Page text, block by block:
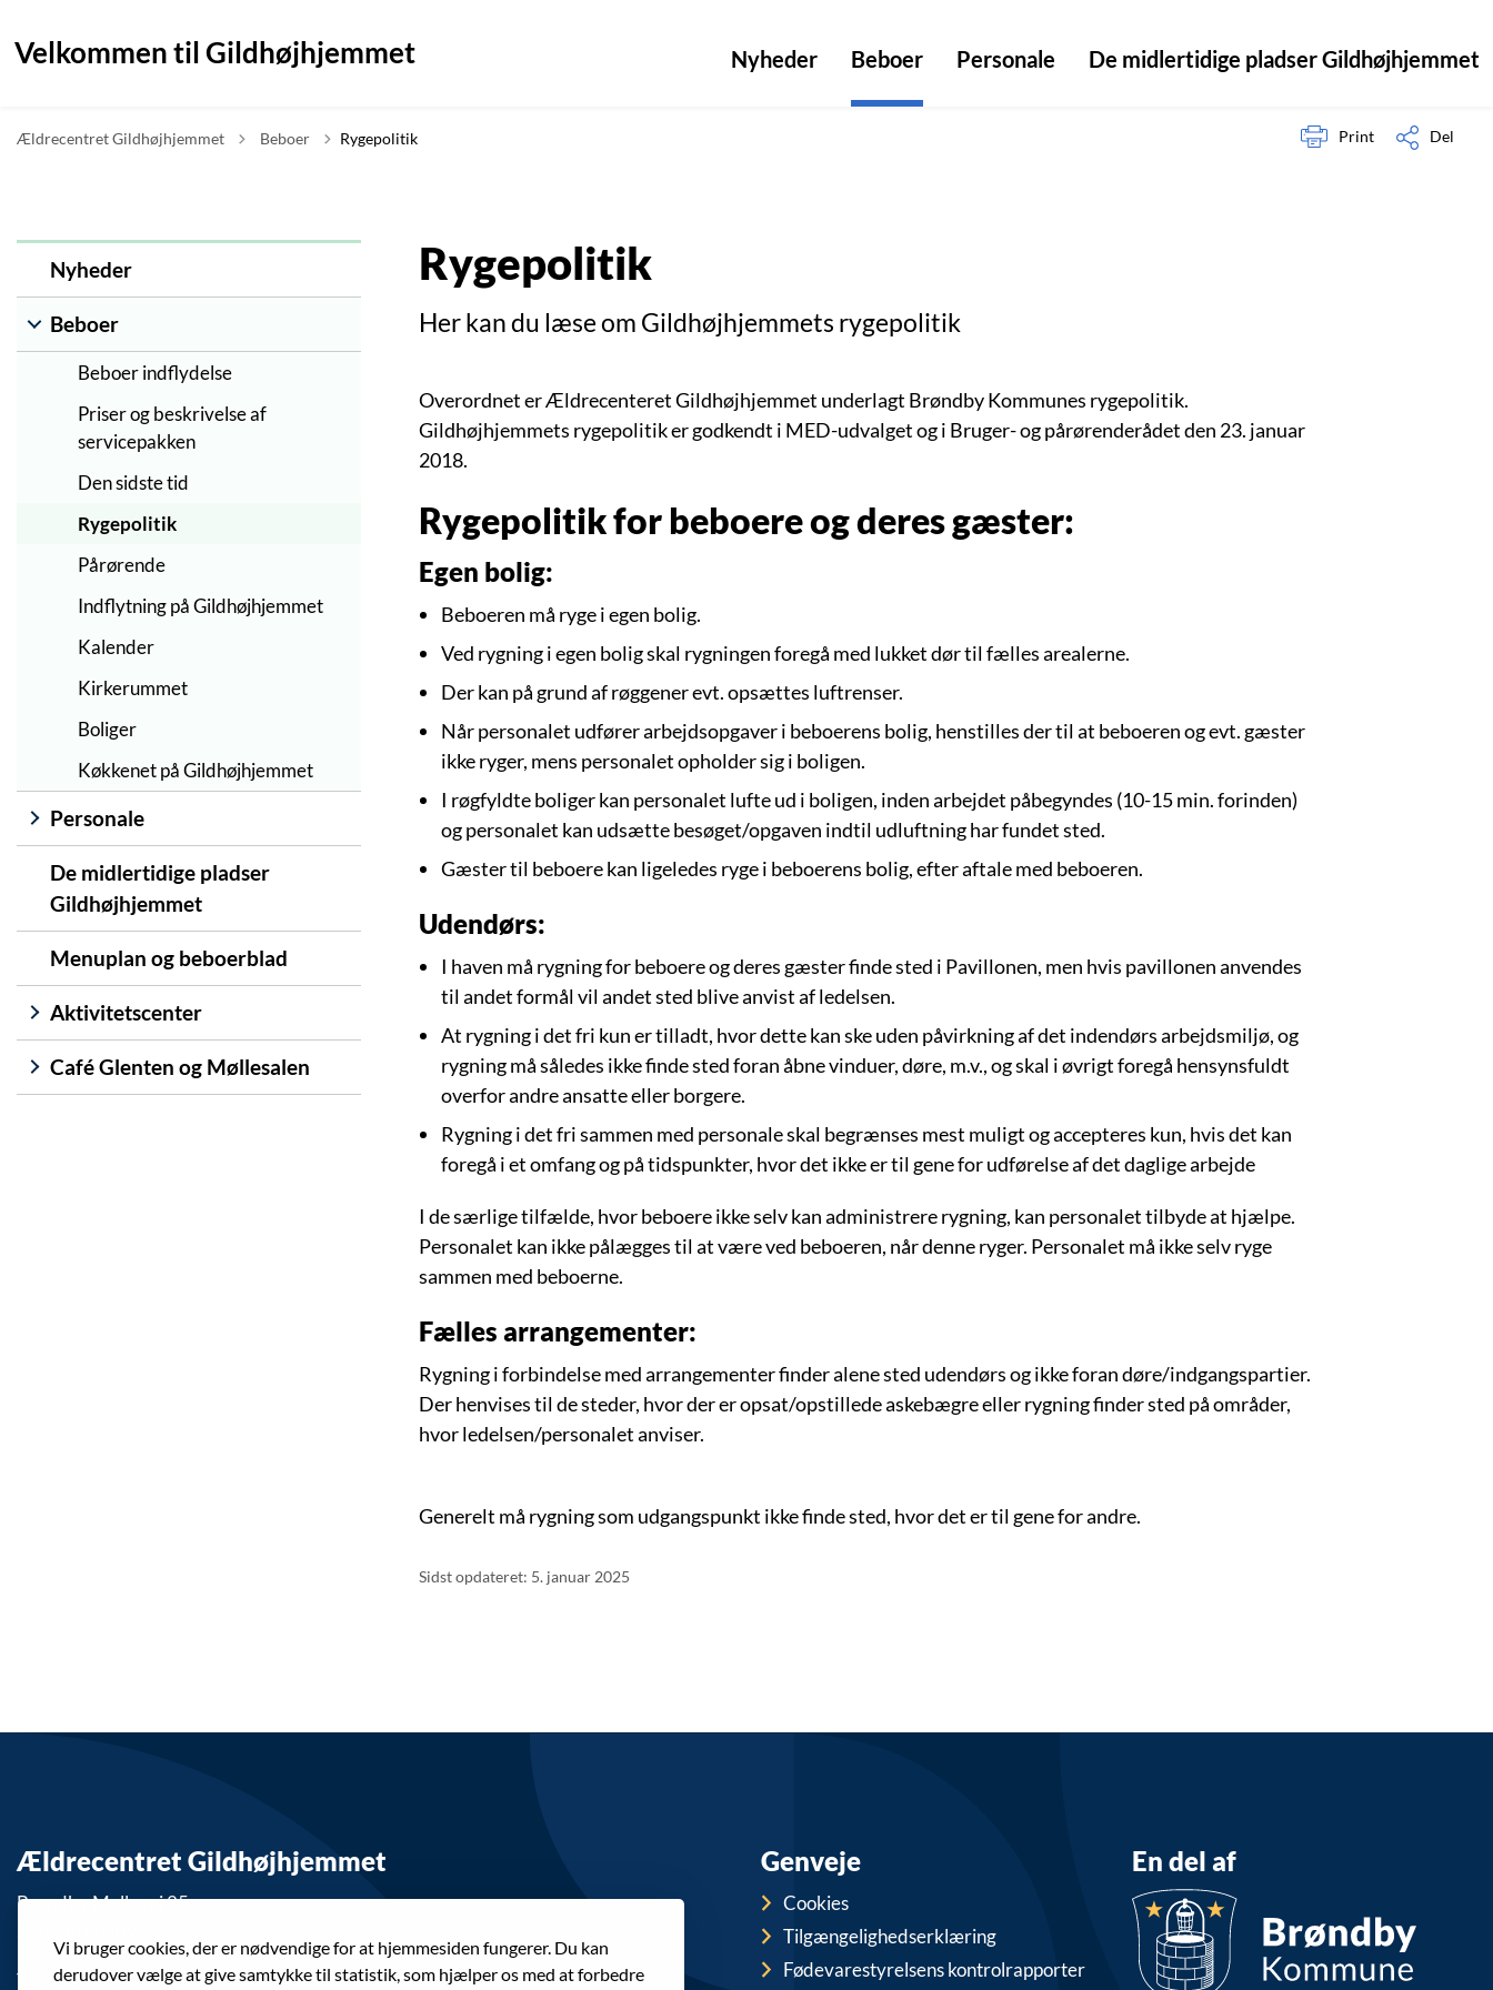
Vi bruger cookies, der er nødvendige for at hjemmesiden fungerer. Du kan
derudover vælge at give samtykke til statistik, som hjælper os med at forbedre
Velkommen til Gildhøjhjemmet Nyheder Beboer Personale De midlertidige pladser Gildhøjhjemmet
Ældrecentret Gildhøjhjemmet Tilbage til
Beboer Rygepolitik Print Del
Nyheder
Beboer
Beboer indflydelse
Priser og beskrivelse af
servicepakken
Den sidste tid
Rygepolitik
Pårørende
Indflytning på Gildhøjhjemmet
Kalender
Kirkerummet
Boliger
Køkkenet på Gildhøjhjemmet
Personale
De midlertidige pladser
Gildhøjhjemmet
Menuplan og beboerblad
Aktivitetscenter
Café Glenten og Møllesalen
Rygepolitik
Her kan du læse om Gildhøjhjemmets rygepolitik
Overordnet er Ældrecenteret Gildhøjhjemmet underlagt Brøndby Kommunes rygepolitik.
Gildhøjhjemmets rygepolitik er godkendt i MED-udvalget og i Bruger- og pårørenderådet den 23. januar
2018.
Rygepolitik for beboere og deres gæster:
Egen bolig:
Beboeren må ryge i egen bolig.
Ved rygning i egen bolig skal rygningen foregå med lukket dør til fælles arealerne.
Der kan på grund af røggener evt. opsættes luftrenser.
Når personalet udfører arbejdsopgaver i beboerens bolig, henstilles der til at beboeren og evt. gæster
ikke ryger, mens personalet opholder sig i boligen.
I røgfyldte boliger kan personalet lufte ud i boligen, inden arbejdet påbegyndes (10-15 min. forinden)
og personalet kan udsætte besøget/opgaven indtil udluftning har fundet sted.
Gæster til beboere kan ligeledes ryge i beboerens bolig, efter aftale med beboeren.
Udendørs:
I haven må rygning for beboere og deres gæster finde sted i Pavillonen, men hvis pavillonen anvendes
til andet formål vil andet sted blive anvist af ledelsen.
At rygning i det fri kun er tilladt, hvor dette kan ske uden påvirkning af det indendørs arbejdsmiljø, og
rygning må således ikke finde sted foran åbne vinduer, døre, m.v., og skal i øvrigt foregå hensynsfuldt
overfor andre ansatte eller borgere.
Rygning i det fri sammen med personale skal begrænses mest muligt og accepteres kun, hvis det kan
foregå i et omfang og på tidspunkter, hvor det ikke er til gene for udførelse af det daglige arbejde
I de særlige tilfælde, hvor beboere ikke selv kan administrere rygning, kan personalet tilbyde at hjælpe.
Personalet kan ikke pålægges til at være ved beboeren, når denne ryger. Personalet må ikke selv ryge
sammen med beboerne.
Fælles arrangementer:
Rygning i forbindelse med arrangementer finder alene sted udendørs og ikke foran døre/indgangspartier.
Der henvises til de steder, hvor der er opsat/opstillede askebægre eller rygning finder sted på områder,
hvor ledelsen/personalet anviser.
Generelt må rygning som udgangspunkt ikke finde sted, hvor det er til gene for andre.
Sidst opdateret: 5. januar 2025
Ældrecentret Gildhøjhjemmet
Brøndby Møllevej 25
Telefon: 43 28 23 72
Genveje
Cookies
Tilgængelighedserklæring
Fødevarestyrelsens kontrolrapporter
En del af